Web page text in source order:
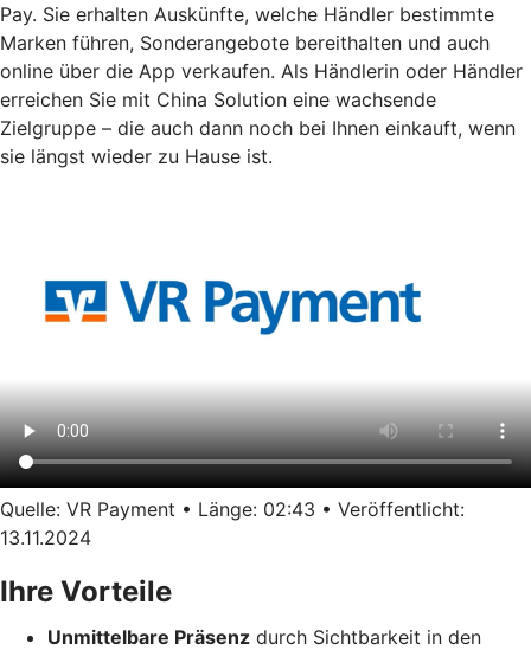
Pay. Sie erhalten Auskünfte, welche Händler bestimmte
Marken führen, Sonderangebote bereithalten und auch
online über die App verkaufen. Als Händlerin oder Händler
erreichen Sie mit China Solution eine wachsende
Zielgruppe – die auch dann noch bei Ihnen einkauft, wenn
sie längst wieder zu Hause ist.
Quelle: VR Payment • Länge: 02:43 • Veröffentlicht:
13.11.2024
Ihre Vorteile
Unmittelbare Präsenz durch Sichtbarkeit in den